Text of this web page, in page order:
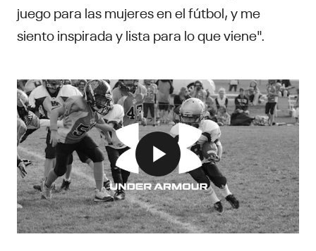
juego para las mujeres en el fútbol, y me
siento inspirada y lista para lo que viene".